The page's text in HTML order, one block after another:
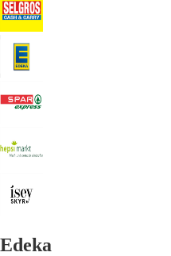
Edeka